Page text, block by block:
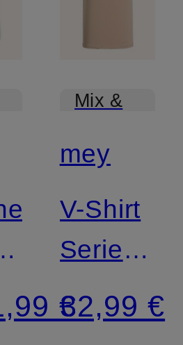
€
Mix &
mey
V-Shirt
Serie
DRY
COTTON
32,99 €